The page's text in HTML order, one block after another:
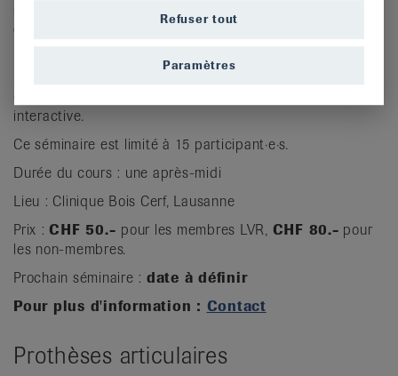
d'échanges
Mobilité, nutrition, équilibre, soins ... ce séminaire
osseuse d'approfondir leurs connaissances de manière
interactive.
Ce séminaire est limité à 15 participant·e·s.
Durée du cours : une après-midi
Lieu : Clinique Bois Cerf, Lausanne
Prix : CHF 50.- pour les membres LVR, CHF 80.- pour
les non-membres.
Prochain séminaire : date à définir
Pour plus d'information : Contact
Prothèses articulaires
Refuser tout
Paramètres